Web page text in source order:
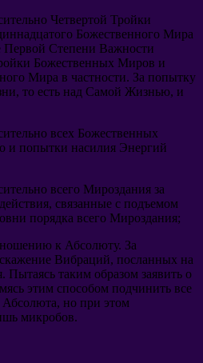
Четвертой Тройки
Божественного Мира
Первой Степени Важности
Божественных Миров и
Мира в частности. За попытку
, то есть над Самой Жизнью, и
всех Божественных
и попытки насилия Энергий
всего Мироздания за
, связанные с подъемом
порядка всего Мироздания;
к Абсолюту. За
Вибраций, посланных на
. Пытаясь таким образом заявить о
этим способом подчинить все
Абсолюта, но при этом
микробов.